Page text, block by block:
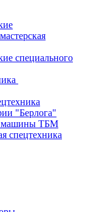
специального
"Берлога"
машины ТБМ
спецтехника